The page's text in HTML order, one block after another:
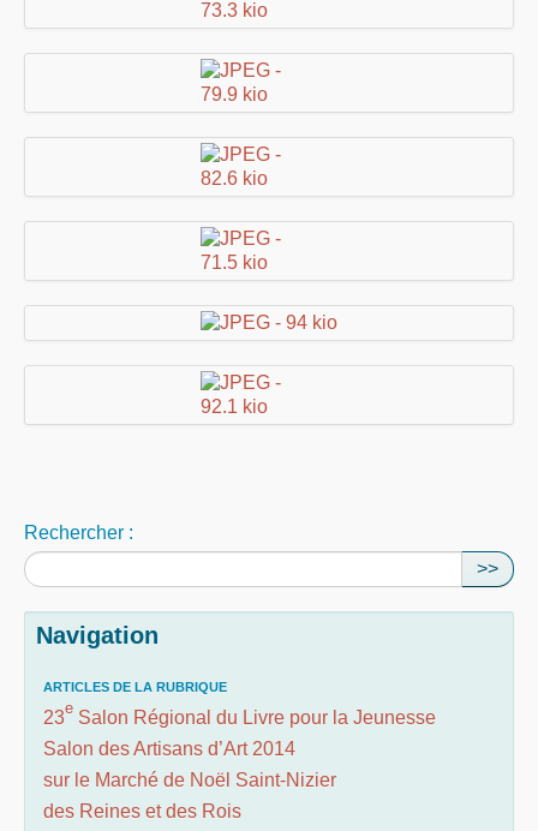
Rechercher :
>>
Navigation
ARTICLES DE LA RUBRIQUE
23
e
Salon Régional du Livre pour la Jeunesse
Salon des Artisans d’Art 2014
sur le Marché de Noël Saint-Nizier
des Reines et des Rois